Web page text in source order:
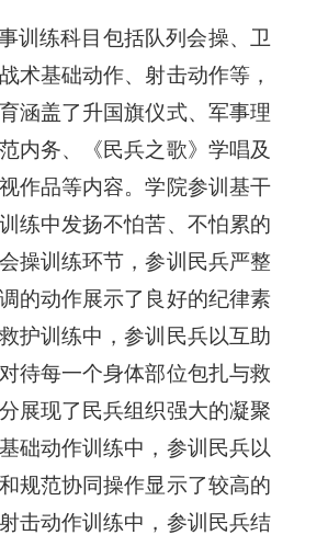
训练科目包括队列会操、 卫
战术基础动作、射击动作等，
涵盖了升国旗仪式、军事理
内务、《民兵之歌》 学唱及
作品等内容。学院参训基干
练中发扬不怕苦、不怕累的
操训练环节，参训民兵严整
的动作展示了良好的纪律素
护训练中，参训民兵以互助
待每一个身体部位包扎与救
展现了民兵组织强大的凝聚
础动作训练中，参训民兵以
规范协同操作显示了较高的
击动作训练中，参训民兵结